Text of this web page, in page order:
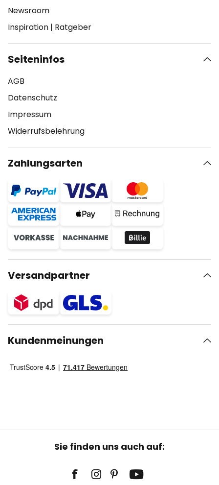
Newsroom
Inspiration | Ratgeber
Seiteninfos
AGB
Datenschutz
Impressum
Widerrufsbelehrung
Zahlungsarten
Versandpartner
Kundenmeinungen
Sie finden uns auch auf: